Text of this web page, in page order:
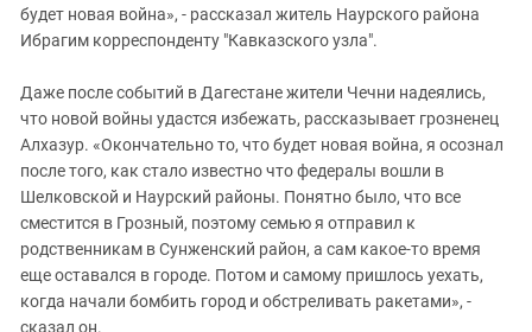
будет новая война», - рассказал житель Наурского района
Ибрагим корреспонденту "Кавказского узла".
Даже после событий в Дагестане жители Чечни надеялись,
что новой войны удастся избежать, рассказывает грозненец
Алхазур. «Окончательно то, что будет новая война, я осознал
после того, как стало известно что федералы вошли в
Шелковской и Наурский районы. Понятно было, что все
сместится в Грозный, поэтому семью я отправил к
родственникам в Сунженский район, а сам какое-то время
еще оставался в городе. Потом и самому пришлось уехать,
когда начали бомбить город и обстреливать ракетами», -
сказал он.